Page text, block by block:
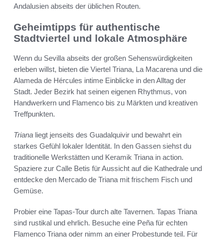
Andalusien abseits der üblichen Routen.
Geheimtipps für authentische
Stadtviertel und lokale Atmosphäre
Wenn du Sevilla abseits der großen Sehenswürdigkeiten
erleben willst, bieten die Viertel Triana, La Macarena und die
Alameda de Hércules intime Einblicke in den Alltag der
Stadt. Jeder Bezirk hat seinen eigenen Rhythmus, von
Handwerkern und Flamenco bis zu Märkten und kreativen
Treffpunkten.
Triana liegt jenseits des Guadalquivir und bewahrt ein
starkes Gefühl lokaler Identität. In den Gassen siehst du
traditionelle Werkstätten und Keramik Triana in action.
Spaziere zur Calle Betis für Aussicht auf die Kathedrale und
entdecke den Mercado de Triana mit frischem Fisch und
Gemüse.
Probier eine Tapas-Tour durch alte Tavernen. Tapas Triana
sind rustikal und ehrlich. Besuche eine Peña für echten
Flamenco Triana oder nimm an einer Probestunde teil. Für